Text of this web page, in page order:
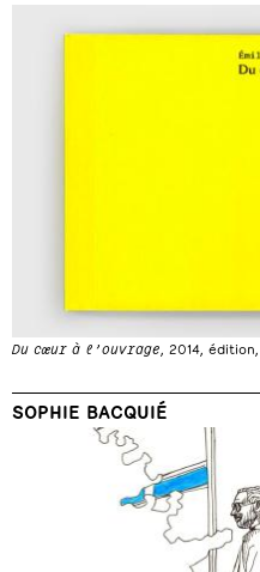
Du cœur à l’ouvrage, 2014,
SOPHIE BACQUIÉ